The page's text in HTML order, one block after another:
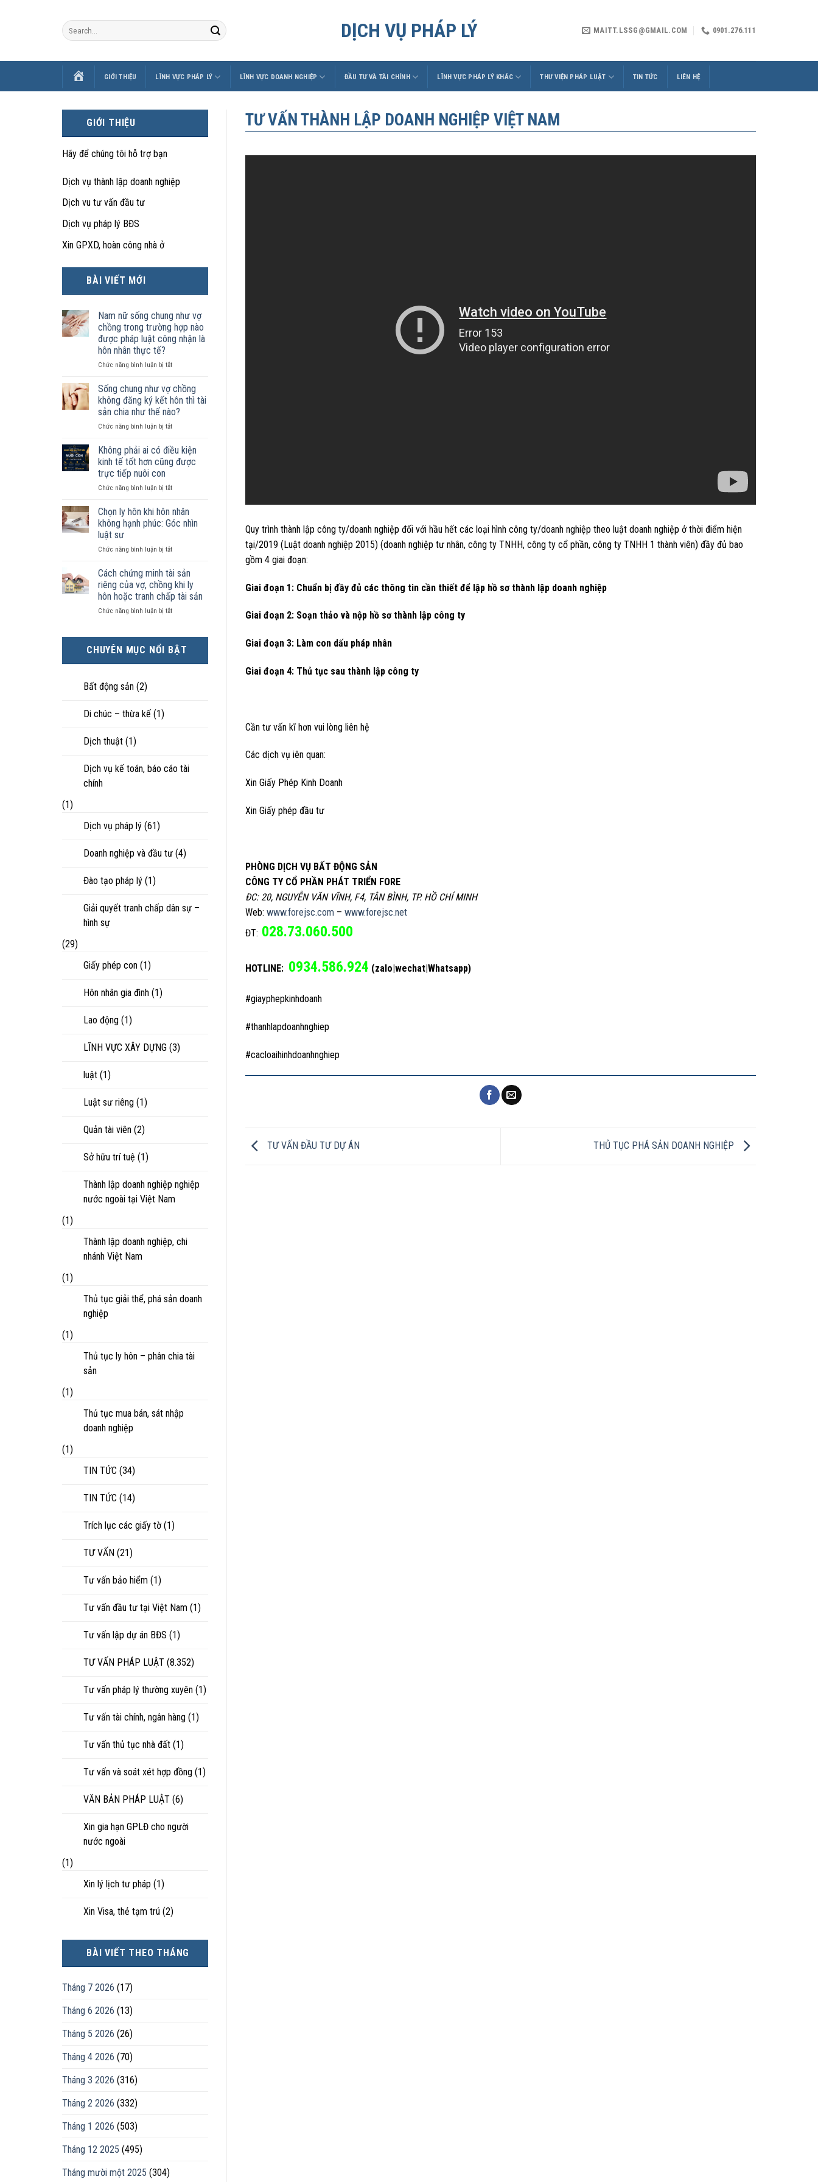
DỊCH VỤ PHÁP LÝ MAITT.LSSG@GMAIL.COM 0901.276.111
TRANGGIỚI THIỆU LĨNH VỰC PHÁP LÝ LĨNH VỰC DOANH NGHIỆP ĐẦU TƯ VÀ TÀI CHÍNH LĨNH VỰC PHÁP LÝ KHÁC THƯ VIỆN PHÁP LUẬT TIN TỨC LIÊN HỆ
GIỚI THIỆU
Hãy để chúng tôi hỗ trợ bạn
Dịch vụ thành lập doanh nghiệp
Dịch vu tư vấn đầu tư
Dịch vụ pháp lý BĐS
Xin GPXD, hoàn công nhà ở
BÀI VIẾT MỚI
Nam nữ sống chung như vợ
chồng trong trường hợp nào
được pháp luật công nhận là
hôn nhân thực tế?
Chức năng bình luận bị tắtở
nữ
sống
chung
như
vợ
trong
trường
hợp
được
luật
công
hôn
thực
tế?
Sống chung như vợ chồng
không đăng ký kết hôn thì tài
sản chia như thế nào?
Chức năng bình luận bị tắtở
chung
như
vợ
không
ký
kết
hôn
tài
chia
như
nào?
Không phải ai có điều kiện
kinh tế tốt hơn cũng được
trực tiếp nuôi con
Chức năng bình luận bị tắtở
phải
ai
có
kiện
tế
tốt
hơn
cũng
được
con
Chọn ly hôn khi hôn nhân
không hạnh phúc: Góc nhìn
luật sư
Chức năng bình luận bị tắtở
ly
hôn
khi
hôn
nhân
Góc
nhìn
Cách chứng minh tài sản
riêng của vợ, chồng khi ly
hôn hoặc tranh chấp tài sản
Chức năng bình luận bị tắtở
tài
chấp
CHUYÊN MỤC NỔI BẬT
Bất động sản (2)
Di chúc – thừa kế (1)
Dịch thuật (1)
Dịch vụ kế toán, báo cáo tài
chính
(1)
Dịch vụ pháp lý (61)
Doanh nghiệp và đầu tư (4)
Đào tạo pháp lý (1)
Giải quyết tranh chấp dân sự –
hình sự
(29)
Giấy phép con (1)
Hôn nhân gia đình (1)
Lao động (1)
LĨNH VỰC XÂY DỰNG (3)
luật (1)
Luật sư riêng (1)
Quản tài viên (2)
Sở hữu trí tuệ (1)
Thành lập doanh nghiệp nghiệp
nước ngoài tại Việt Nam
(1)
Thành lập doanh nghiệp, chi
nhánh Việt Nam
(1)
Thủ tục giải thể, phá sản doanh
nghiệp
(1)
Thủ tục ly hôn – phân chia tài
sản
(1)
Thủ tục mua bán, sát nhập
doanh nghiệp
(1)
TIN TỨC (34)
TIN TỨC (14)
Trích lục các giấy tờ (1)
TƯ VẤN (21)
Tư vấn bảo hiểm (1)
Tư vấn đầu tư tại Việt Nam (1)
Tư vấn lập dự án BĐS (1)
TƯ VẤN PHÁP LUẬT (8.352)
Tư vấn pháp lý thường xuyên (1)
Tư vấn tài chính, ngân hàng (1)
Tư vấn thủ tục nhà đất (1)
Tư vấn và soát xét hợp đồng (1)
VĂN BẢN PHÁP LUẬT (6)
Xin gia hạn GPLĐ cho người
nước ngoài
(1)
Xin lý lịch tư pháp (1)
Xin Visa, thẻ tạm trú (2)
BÀI VIẾT THEO THÁNG
Tháng 7 2026 (17)
Tháng 6 2026 (13)
Tháng 5 2026 (26)
Tháng 4 2026 (70)
Tháng 3 2026 (316)
Tháng 2 2026 (332)
Tháng 1 2026 (503)
Tháng 12 2025 (495)
Tháng mười một 2025 (304)
TƯ VẤN THÀNH LẬP DOANH NGHIỆP VIỆT NAM
Quy trình thành lập công ty/doanh nghiệp đối với hầu hết các loại hình công ty/doanh nghiệp theo luật doanh nghiệp ở thời điểm hiện
tại/2019 (Luật doanh nghiệp 2015) (doanh nghiệp tư nhân, công ty TNHH, công ty cổ phần, công ty TNHH 1 thành viên) đầy đủ bao
gồm 4 giai đoạn:
Giai đoạn 1: Chuẩn bị đầy đủ các thông tin cần thiết để lập hồ sơ thành lập doanh nghiệp
Giai đoạn 2: Soạn thảo và nộp hồ sơ thành lập công ty
Giai đoạn 3: Làm con dấu pháp nhân
Giai đoạn 4: Thủ tục sau thành lập công ty
Cần tư vấn kĩ hơn vui lòng liên hệ
Các dịch vụ iên quan:
Xin Giấy Phép Kinh Doanh
Xin Giấy phép đầu tư
PHÒNG DỊCH VỤ BẤT ĐỘNG SẢN
CÔNG TY CỔ PHẦN PHÁT TRIỂN FORE
ĐC: 20, NGUYỄN VĂN VĨNH, F4, TÂN BÌNH, TP. HỒ CHÍ MINH
Web: www.forejsc.com – www.forejsc.net
ĐT: 028.73.060.500
HOTLINE: 0934.586.924 (zalo|wechat|Whatsapp)
#giayphepkinhdoanh
#thanhlapdoanhnghiep
#cacloaihinhdoanhnghiep
TƯ VẤN ĐẦU TƯ DỰ ÁN THỦ TỤC PHÁ SẢN DOANH NGHIỆP